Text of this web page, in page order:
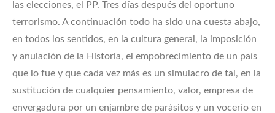
las elecciones, el PP. Tres días después del oportuno
terrorismo. A continuación todo ha sido una cuesta abajo,
en todos los sentidos, en la cultura general, la imposición
y anulación de la Historia, el empobrecimiento de un país
que lo fue y que cada vez más es un simulacro de tal, en la
sustitución de cualquier pensamiento, valor, empresa de
envergadura por un enjambre de parásitos y un vocerío en